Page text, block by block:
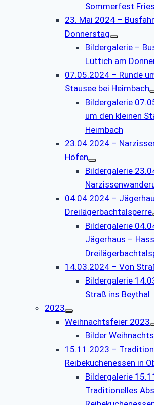
Sommerfest
23. Mai 2024 –
Donnerstag
Bildergalerie –
Lüttich am
07.05.2024 – Runde
Stausee bei Heimbach
Bildergalerie
um den kleinen
Heimbach
23.04.2024 –
Höfen
Bildergalerie
04.04.2024 –
Dreilägerbachtalsperre
Bildergalerie
Jägerhaus –
14.03.2024 – Von
Bildergalerie
Straß ins Beythal
2023
Weihnachtsfeier 2023
Bilder
15.11.2023 –
Reibekuchenessen in
Bildergalerie
Traditionelles